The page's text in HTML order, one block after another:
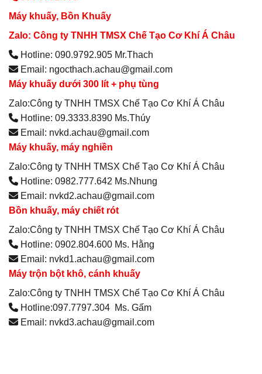
Máy khuấy, Bồn Khuấy
Zalo: Công ty TNHH TMSX Chế Tạo Cơ Khí Á Châu
Hotline: 090.9792.905 Mr.Thach
Email: ngocthach.achau@gmail.com
Máy khuấy dưới 300 lít + phụ tùng
Zalo:Công ty TNHH TMSX Chế Tạo Cơ Khí Á Châu
Hotline: 09.3333.8390 Ms.Thúy
Email: nvkd.achau@gmail.com
Máy khuấy, máy nghiền
Zalo:Công ty TNHH TMSX Chế Tạo Cơ Khí Á Châu
Hotline: 0982.777.642 Ms.Nhung
Email: nvkd2.achau@gmail.com
Bồn khuấy, máy chiết rót
Zalo:Công ty TNHH TMSX Chế Tạo Cơ Khí Á Châu
Hotline: 0902.804.600 Ms. Hằng
Email: nvkd1.achau@gmail.com
Máy trộn bột khô, cánh khuấy
Zalo:Công ty TNHH TMSX Chế Tạo Cơ Khí Á Châu
Hotline:097.7797.304 Ms. Gấm
Email: nvkd3.achau@gmail.com